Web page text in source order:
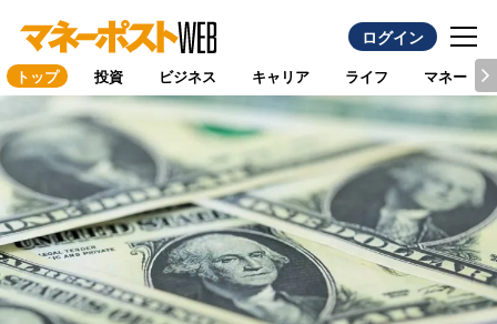
ログイン
トップ 投資 ビジネス キャリア ライフ マネー
TOP VIEW
TOP VIEW
TOP VIEW